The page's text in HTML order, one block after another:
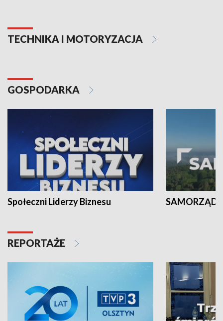
TECHNIKA I MOTORYZACJA
GOSPODARKA
Społeczni Liderzy Biznesu SAMORZĄD
REPORTAŻE